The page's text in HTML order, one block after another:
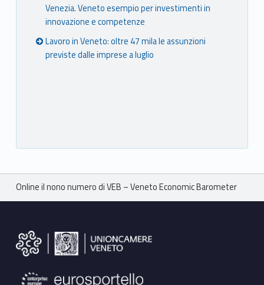
Venezia. Veneto esempio per investimenti in
innovazione e competenze
Lavoro in Veneto: oltre 47 mila le assunzioni
previste dalle imprese a luglio
Breadcrumbs navigation
Online il nono numero di VEB – Veneto Economic Barometer